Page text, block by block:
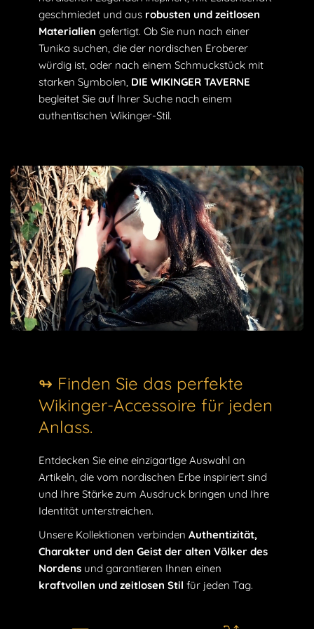
geschmiedet und aus robusten und zeitlosen
Materialien gefertigt. Ob Sie nun nach einer
Tunika suchen, die der nordischen Eroberer
würdig ist, oder nach einem Schmuckstück mit
starken Symbolen, DIE WIKINGER TAVERNE
begleitet Sie auf Ihrer Suche nach einem
authentischen Wikinger-Stil.
↬ Finden Sie das perfekte
Wikinger-Accessoire für jeden
Anlass.
Entdecken Sie eine einzigartige Auswahl an
Artikeln, die vom nordischen Erbe inspiriert sind
und Ihre Stärke zum Ausdruck bringen und Ihre
Identität unterstreichen.
Unsere Kollektionen verbinden Authentizität,
Charakter und den Geist der alten Völker des
Nordens und garantieren Ihnen einen
kraftvollen und zeitlosen Stil für jeden Tag.